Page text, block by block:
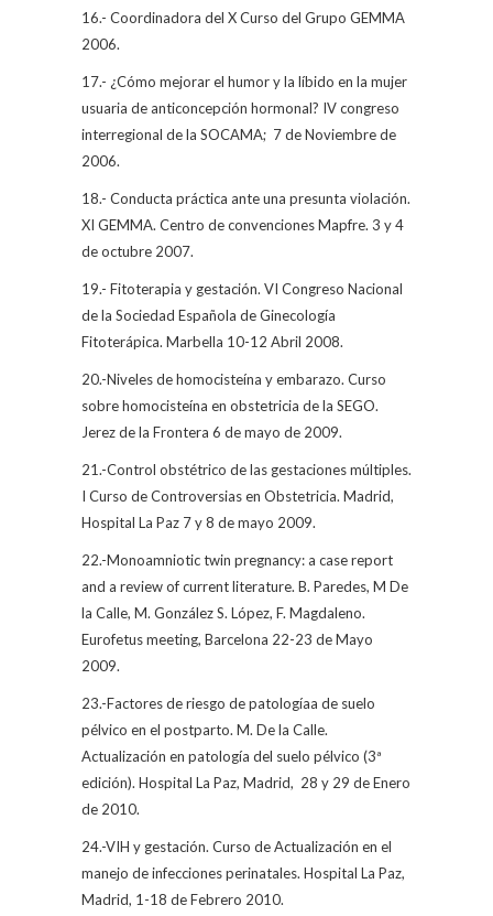
16.- Coordinadora del X Curso del Grupo GEMMA
2006.
17.- ¿Cómo mejorar el humor y la líbido en la mujer
usuaria de anticoncepción hormonal? IV congreso
interregional de la SOCAMA; 7 de Noviembre de
2006.
18.- Conducta práctica ante una presunta violación.
XI GEMMA. Centro de convenciones Mapfre. 3 y 4
de octubre 2007.
19.- Fitoterapia y gestación. VI Congreso Nacional
de la Sociedad Española de Ginecología
Fitoterápica. Marbella 10-12 Abril 2008.
20.-Niveles de homocisteína y embarazo. Curso
sobre homocisteína en obstetricia de la SEGO.
Jerez de la Frontera 6 de mayo de 2009.
21.-Control obstétrico de las gestaciones múltiples.
I Curso de Controversias en Obstetricia. Madrid,
Hospital La Paz 7 y 8 de mayo 2009.
22.-Monoamniotic twin pregnancy: a case report
and a review of current literature. B. Paredes, M De
la Calle, M. González S. López, F. Magdaleno.
Eurofetus meeting, Barcelona 22-23 de Mayo
2009.
23.-Factores de riesgo de patologíaa de suelo
pélvico en el postparto. M. De la Calle.
Actualización en patología del suelo pélvico (3ª
edición). Hospital La Paz, Madrid, 28 y 29 de Enero
de 2010.
24.-VIH y gestación. Curso de Actualización en el
manejo de infecciones perinatales. Hospital La Paz,
Madrid, 1-18 de Febrero 2010.